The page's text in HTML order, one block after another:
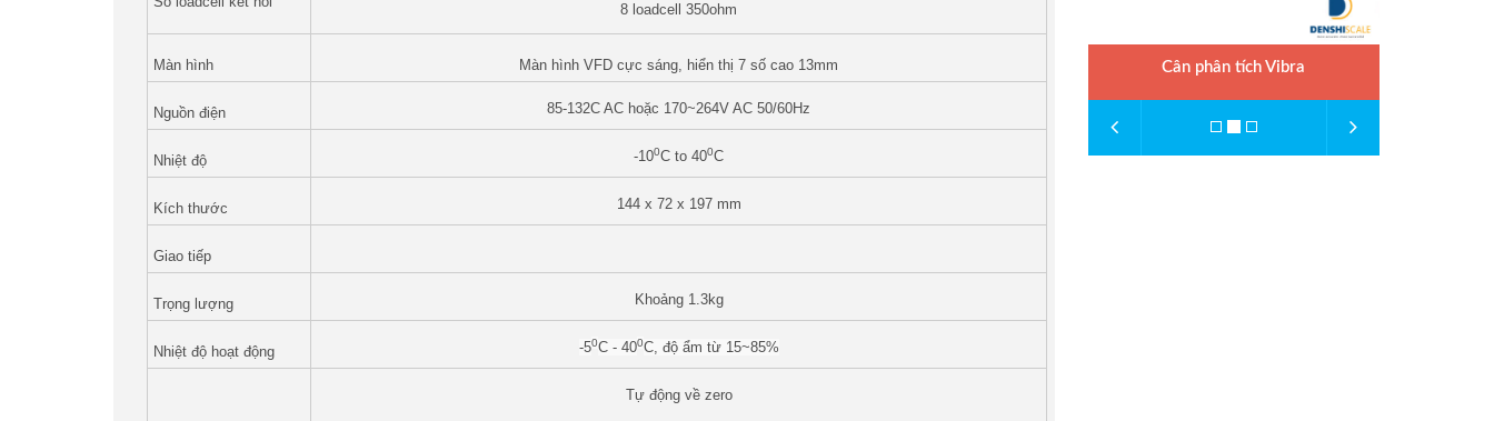
Đầu cân điện tử
Loadcell Zemic
Loadcell PT
Loadcell CAS
8 loadcell 350ohm
Màn hình Màn hình VFD cực sáng, hiển thị 7 số cao 13mm
Nguồn điện 85-132C AC hoặc 170~264V AC 50/60Hz
Nhiệt độ -100C to 400C
Kích thước 144 x 72 x 197 mm
Giao tiếp
Trọng lượng Khoảng 1.3kg
Nhiệt độ hoạt động -50C - 400C, độ ẩm từ 15~85%
Tự động về zero
Cân phân tích Vibra